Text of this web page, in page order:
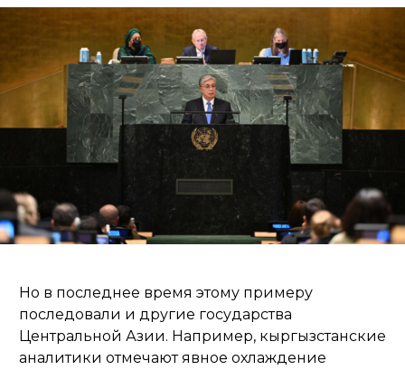
Но в последнее время этому примеру
последовали и другие государства
Центральной Азии. Например, кыргызстанские
аналитики отмечают явное охлаждение